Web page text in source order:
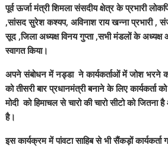
पूर्व ऊर्जा मंत्री शिमला संसदीय क्षेत्र के प्रभारी
,सांसद सुरेश कश्यप, अविनाश राय खन्ना प्रभारी ,
सूद ,जिला अध्यक्ष विनय गुप्ता ,सभी मंडलों के अध्यक्ष
स्वागत किया।
अपने संबोधन में नड्डा ने कार्यकर्ताओं में जोश भरने
को तीसरी बार प्रधानमंत्री बनाने के लिए
मोदी को हिमाचल से चारो की चारो सीटो को
है।
इस कार्यक्रम में पांवटा साहिब से भी सैंकड़ों